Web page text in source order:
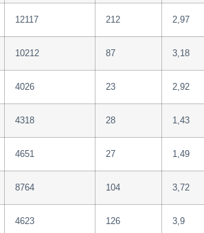
12117 212 2,97
10212 87 3,18
4026 23 2,92
4318 28 1,43
4651 27 1,49
8764 104 3,72
4623 126 3,9